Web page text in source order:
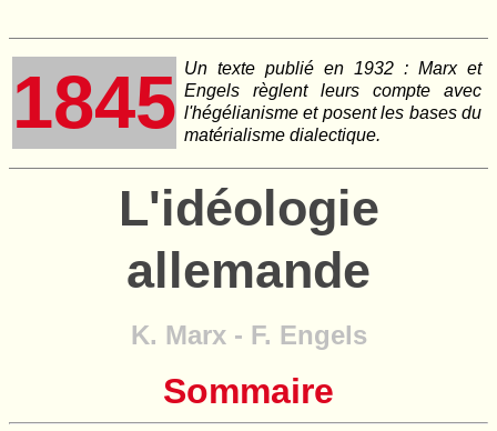
1845 Un texte publié en 1932 : Marx et
Engels règlent leurs compte avec
l'hégélianisme et posent les bases du
matérialisme dialectique.
L'idéologie
allemande
K. Marx - F. Engels
Sommaire